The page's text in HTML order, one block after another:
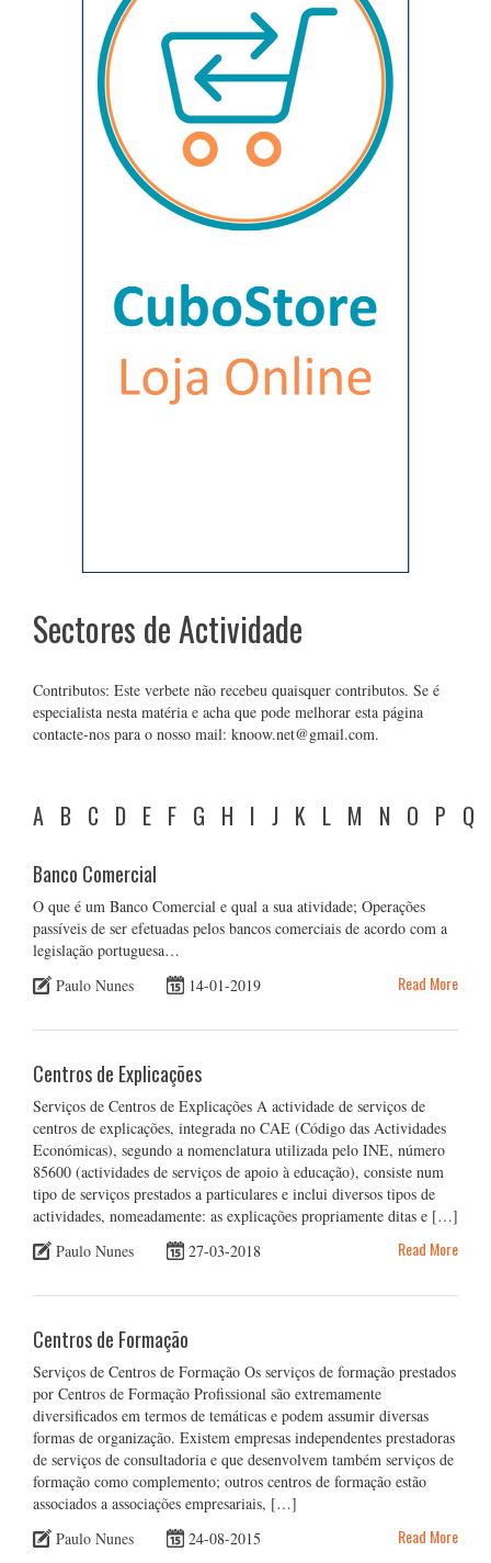
Sectores de Actividade
Contributos: Este verbete não recebeu quaisquer contributos. Se é
especialista nesta matéria e acha que pode melhorar esta página
contacte-nos para o nosso mail: knoow.net@gmail.com.
A B C D E F G H I J K L M N O P Q
Banco Comercial
O que é um Banco Comercial e qual a sua atividade; Operações
passíveis de ser efetuadas pelos bancos comerciais de acordo com a
legislação portuguesa…
Paulo Nunes
14-01-2019 Read More
Centros de Explicações
Serviços de Centros de Explicações A actividade de serviços de
centros de explicações, integrada no CAE (Código das Actividades
Económicas), segundo a nomenclatura utilizada pelo INE, número
85600 (actividades de serviços de apoio à educação), consiste num
tipo de serviços prestados a particulares e inclui diversos tipos de
actividades, nomeadamente: as explicações propriamente ditas e […]
Paulo Nunes
27-03-2018 Read More
Centros de Formação
Serviços de Centros de Formação Os serviços de formação prestados
por Centros de Formação Profissional são extremamente
diversificados em termos de temáticas e podem assumir diversas
formas de organização. Existem empresas independentes prestadoras
de serviços de consultadoria e que desenvolvem também serviços de
formação como complemento; outros centros de formação estão
associados a associações empresariais, […]
Paulo Nunes
24-08-2015 Read More